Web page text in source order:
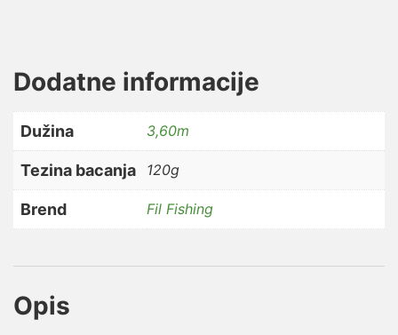
Dodatne informacije
Dužina 3,60m
Tezina bacanja 120g
Brend Fil Fishing
Opis